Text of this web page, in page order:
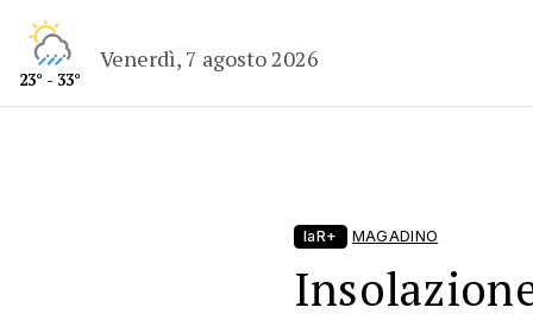
23° - 33°
Venerdì, 7 agosto 2026
laR+ MAGADINO